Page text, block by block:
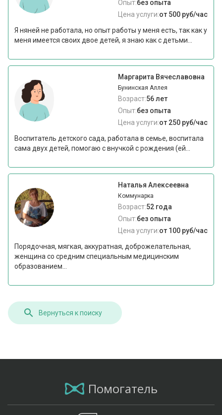
Опыт:без опыта
Цена услуги:от 500 руб/час
Я няней не работала, но опыт работы у меня есть, так как у
меня имеется своих двое детей, я знаю как с детьми...
Маргарита Вячеславовна
Бунинская Аллея
Возраст:56 лет
Опыт:без опыта
Цена услуги:от 250 руб/час
Воспитатель детского сада, работала в семье, воспитала
сама двух детей, помогаю с внучкой с рождения (ей...
Наталья Алексеевна
Коммунарка
Возраст:52 года
Опыт:без опыта
Цена услуги:от 100 руб/час
Порядочная, мягкая, аккуратная, доброжелательная,
женщина со средним специальным медицинским
образованием...
Вернуться к поиску
Помогатель